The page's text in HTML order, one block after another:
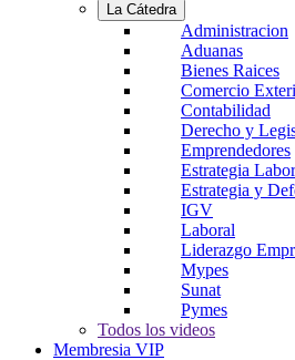
La Cátedra
Administracion
Aduanas
Bienes Raices
Comercio
Contabilidad
Derecho y
Emprendedores
Estrategia
Estrategia y
IGV
Laboral
Liderazgo
Mypes
Sunat
Pymes
Todos los videos
Membresia VIP